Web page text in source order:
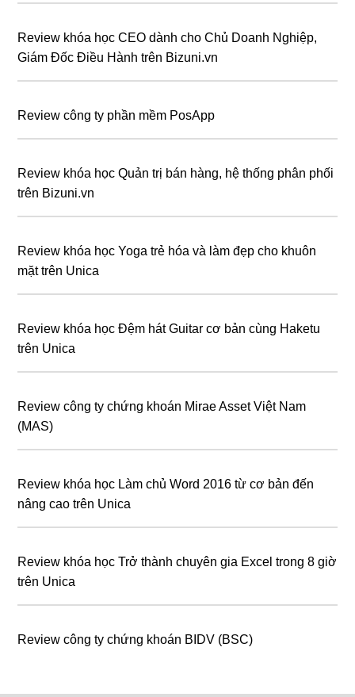
Review khóa học CEO dành cho Chủ Doanh Nghiệp,
Giám Đốc Điều Hành trên Bizuni.vn
Review công ty phần mềm PosApp
Review khóa học Quản trị bán hàng, hệ thống phân phối
trên Bizuni.vn
Review khóa học Yoga trẻ hóa và làm đẹp cho khuôn
mặt trên Unica
Review khóa học Đệm hát Guitar cơ bản cùng Haketu
trên Unica
Review công ty chứng khoán Mirae Asset Việt Nam
(MAS)
Review khóa học Làm chủ Word 2016 từ cơ bản đến
nâng cao trên Unica
Review khóa học Trở thành chuyên gia Excel trong 8 giờ
trên Unica
Review công ty chứng khoán BIDV (BSC)